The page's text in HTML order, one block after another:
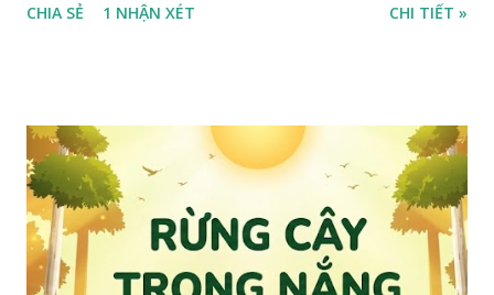
CHIA SẺ 1 NHẬN XÉT CHI TIẾT »